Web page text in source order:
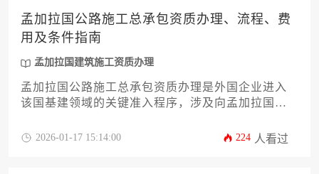
业绩和本地合规要求。
孟加拉国公路施工总承包资质办理、流程、费
用及条件指南
孟加拉国建筑施工资质办理
孟加拉国公路施工总承包资质办理是外国企业进入
该国基建领域的关键准入程序，涉及向孟加拉国工
实力证明等材料，通过审核后可获得承接公路建设
2026-01-17 15:14:00 224 人看过